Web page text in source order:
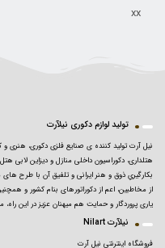
xx
تولید لوازم دکوری نیلآرت
نیل آرت تولید کننده ی صنایع فلزی دکوری، هنری و
هتلداری، دکوراسیون داخلی منازل و دیزاین
بکارگیریِ ذوق و هنر ایرانی و تلفیق آن با طرح های
از مخاطبین، اعم از دکوراتورهای بنام کشور و
یاری پروردگار و حمایت هم میهنان عزیز در این
نیلآرت Nilart
فروشگاه اینترنتی نیل آرت